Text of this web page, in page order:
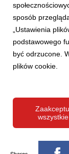
sposób
„Ustawienia
podstawowego
być odrzucone.
plików cookie.
wszystkie